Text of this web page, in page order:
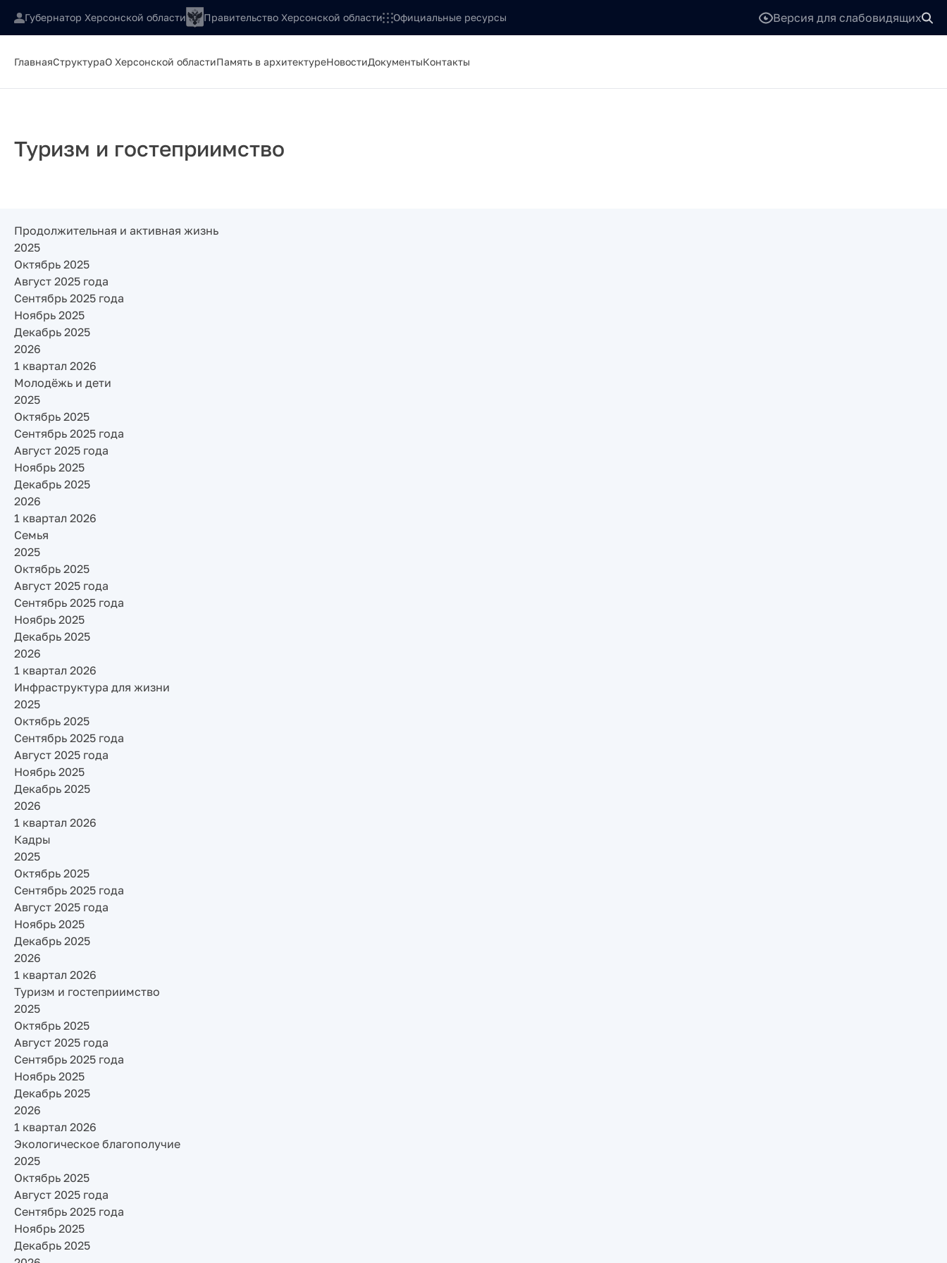
Губернатор Херсонской области Правительство Херсонской области Официальные ресурсы Версия для слабовидящих
ГлавнаяСтруктураО Херсонской областиПамять в архитектуреНовостиДокументыКонтакты
Туризм и гостеприимство
Продолжительная и активная жизнь
2025
Октябрь 2025
Август 2025 года
Сентябрь 2025 года
Ноябрь 2025
Декабрь 2025
2026
1 квартал 2026
Молодёжь и дети
2025
Октябрь 2025
Сентябрь 2025 года
Август 2025 года
Ноябрь 2025
Декабрь 2025
2026
1 квартал 2026
Семья
2025
Октябрь 2025
Август 2025 года
Сентябрь 2025 года
Ноябрь 2025
Декабрь 2025
2026
1 квартал 2026
Инфраструктура для жизни
2025
Октябрь 2025
Сентябрь 2025 года
Август 2025 года
Ноябрь 2025
Декабрь 2025
2026
1 квартал 2026
Кадры
2025
Октябрь 2025
Сентябрь 2025 года
Август 2025 года
Ноябрь 2025
Декабрь 2025
2026
1 квартал 2026
Туризм и гостеприимство
2025
Октябрь 2025
Август 2025 года
Сентябрь 2025 года
Ноябрь 2025
Декабрь 2025
2026
1 квартал 2026
Экологическое благополучие
2025
Октябрь 2025
Август 2025 года
Сентябрь 2025 года
Ноябрь 2025
Декабрь 2025